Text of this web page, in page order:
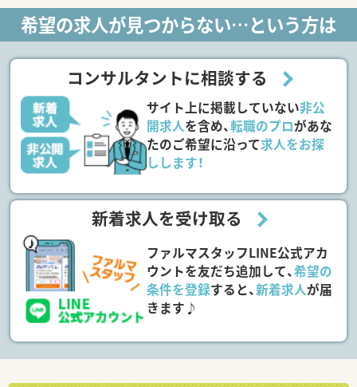
希望の求人が見つからない…という方は
コンサルタントに相談する
サイト上に掲載していない非公
開求人を含め、転職のプロがあな
たのご希望に沿って求人をお探
しします！
新着求人を受け取る
ファルマスタッフLINE公式アカ
ウントを友だち追加して、希望の
条件を登録すると、新着求人が届
きます♪